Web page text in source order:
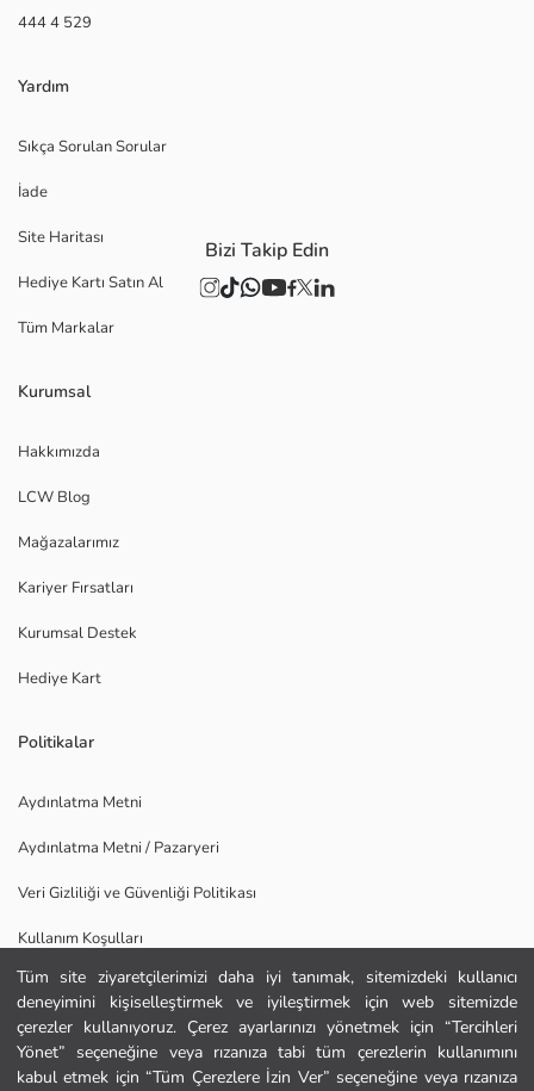
Tüm site ziyaretçilerimizi daha iyi tanımak, sitemizdeki kullanıcı
deneyimini kişiselleştirmek ve iyileştirmek için web sitemizde
çerezler kullanıyoruz. Çerez ayarlarınızı yönetmek için “Tercihleri
Yönet” seçeneğine veya rızanıza tabi tüm çerezlerin kullanımını
kabul etmek için “Tüm Çerezlere İzin Ver” seçeneğine veya rızanıza
Ana Sayfa
Kategoriler
444 4 529
Yardım
Sıkça Sorulan Sorular
İade
Site Haritası
Hediye Kartı Satın Al
Tüm Markalar
Kurumsal
Hakkımızda
LCW Blog
Mağazalarımız
Kariyer Fırsatları
Kurumsal Destek
Hediye Kart
Politikalar
Aydınlatma Metni
Aydınlatma Metni / Pazaryeri
Veri Gizliliği ve Güvenliği Politikası
Kullanım Koşulları
Uygulamamızı İndirin
Bizi Takip Edin